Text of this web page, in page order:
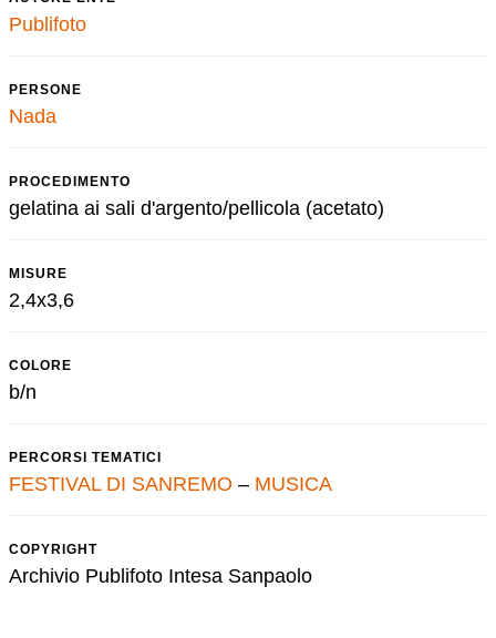
Publifoto
PERSONE
Nada
PROCEDIMENTO
gelatina ai sali d'argento/pellicola (acetato)
MISURE
2,4x3,6
COLORE
b/n
PERCORSI TEMATICI
FESTIVAL DI SANREMO – MUSICA
COPYRIGHT
Archivio Publifoto Intesa Sanpaolo